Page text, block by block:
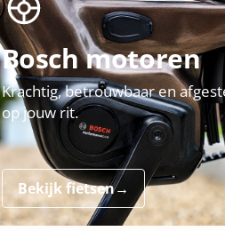
Bosch motoren
Krachtig, betrouwbaar en
op jouw rit.
Bekijk fietsen→